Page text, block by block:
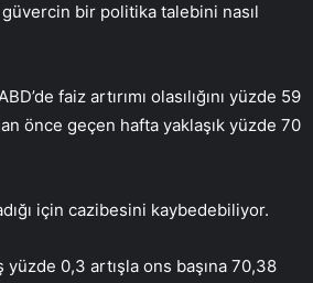
bir politika talebini nasıl
faiz artırımı olasılığını yüzde 59
önce geçen hafta yaklaşık yüzde 70
için cazibesini kaybedebiliyor.
0,3 artışla ons başına 70,38